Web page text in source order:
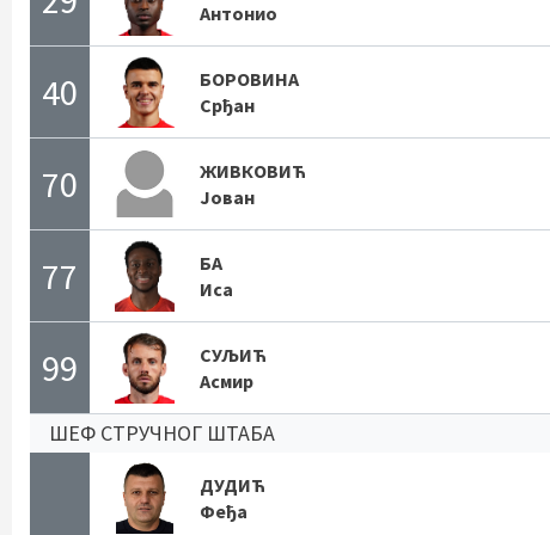
Антонио
40
БОРОВИНА
Срђан
70
ЖИВКОВИЋ
Јован
77
БА
Иса
99
СУЉИЋ
Асмир
ШЕФ СТРУЧНОГ ШТАБА
ДУДИЋ
Феђа